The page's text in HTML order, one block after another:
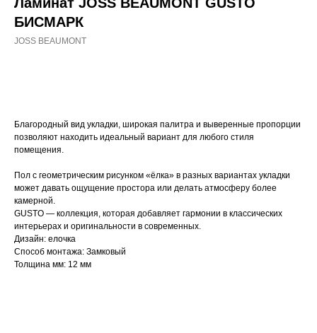
БИСМАРК
JOSS BEAUMONT
Благородный вид укладки, широкая палитра и выверенные пропорции
позволяют находить идеальный вариант для любого стиля
помещения.
Пол с геометрическим рисунком «ёлка» в разных вариантах укладки
может давать ощущение простора или делать атмосферу более
камерной.
GUSTO — коллекция, которая добавляет гармонии в классических
интерьерах и оригинальности в современных.
Дизайн: елочка
Способ монтажа: Замковый
Толщина мм: 12 мм